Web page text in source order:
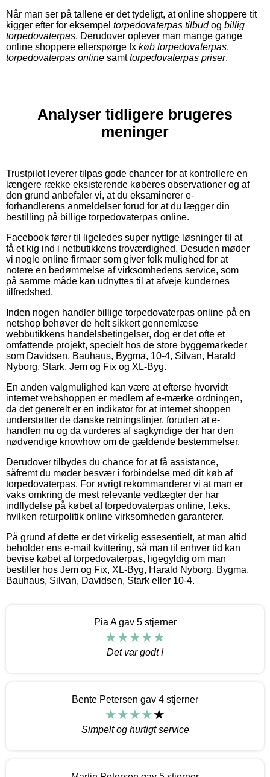
Når man ser på tallene er det tydeligt, at online shoppere tit
kigger efter for eksempel torpedovaterpas tilbudog billig
torpedovaterpas. Derudover oplever man mange gange
online shoppere efterspørge fx køb torpedovaterpas,
torpedovaterpas online samttorpedovaterpas priser.
Analyser tidligere brugeres
meninger
Trustpilot leverer tilpas gode chancer for at kontrollere en
længere række eksisterende køberes observationer og af
den grund anbefaler vi, at du eksaminerer e-
forhandlerens anmeldelser forud for at du lægger din
bestilling på billige torpedovaterpas online.
Facebook fører til ligeledes super nyttige løsninger til at
få et kig ind i netbutikkens troværdighed. Desuden møder
vi nogle online firmaer som giver folk mulighed for at
notere en bedømmelse af virksomhedens service, som
på samme måde kan udnyttes til at afveje kundernes
tilfredshed.
Inden nogen handler billige torpedovaterpas online på en
netshop behøver de helt sikkert gennemlæse
webbutikkens handelsbetingelser, dog er det ofte et
omfattende projekt, specielt hos de store byggemarkeder
som Davidsen, Bauhaus, Bygma, 10-4, Silvan, Harald
Nyborg, Stark, Jem og Fix og XL-Byg.
En anden valgmulighed kan være at efterse hvorvidt
internet webshoppen er medlem af e-mærke ordningen,
da det generelt er en indikator for at internet shoppen
understøtter de danske retningslinjer, foruden at e-
handlen nu og da vurderes af sagkyndige der har den
nødvendige knowhow om de gældende bestemmelser.
Derudover tilbydes du chance for at få assistance,
såfremt du møder besvær i forbindelse med dit køb af
torpedovaterpas. For øvrigt rekommanderer vi at man er
vaks omkring de mest relevante vedtægter der har
indflydelse på købet af torpedovaterpas online, f.eks.
hvilken returpolitik online virksomheden garanterer.
På grund af dette er det virkelig essesentielt, at man altid
beholder ens e-mail kvittering, så man til enhver tid kan
bevise købet af torpedovaterpas, ligegyldig om man
bestiller hos Jem og Fix, XL-Byg, Harald Nyborg, Bygma,
Bauhaus, Silvan, Davidsen, Stark eller 10-4.
Pia A gav 5 stjerner
Det var godt !
Bente Petersen gav 4 stjerner
Simpelt og hurtigt service